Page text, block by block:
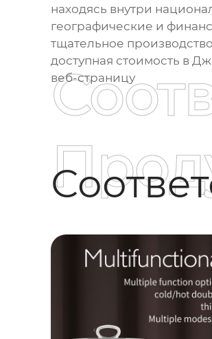
находясь внутри
географические и
тщательное
доступная стоимость в
веб-страницу